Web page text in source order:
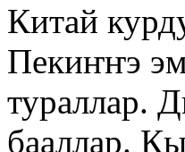
Китай
Пекиҥҥэ
тураллар.
бааллар.